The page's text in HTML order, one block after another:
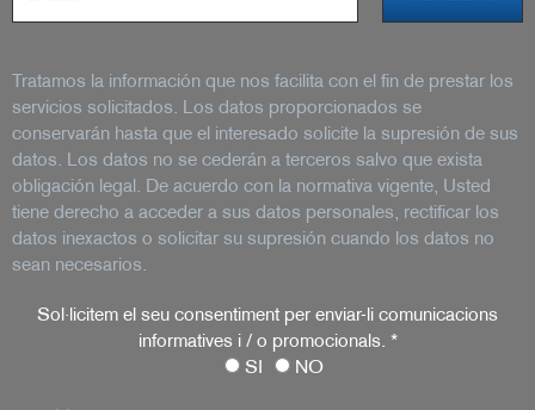
Tratamos la información que nos facilita con el fin de prestar los
servicios solicitados. Los datos proporcionados se
conservarán hasta que el interesado solicite la supresión de sus
datos. Los datos no se cederán a terceros salvo que exista
obligación legal. De acuerdo con la normativa vigente, Usted
tiene derecho a acceder a sus datos personales, rectificar los
datos inexactos o solicitar su supresión cuando los datos no
sean necesarios.
Sol·licitem el seu consentiment per enviar-li comunicacions
informatives i / o promocionals. *
SI
NO